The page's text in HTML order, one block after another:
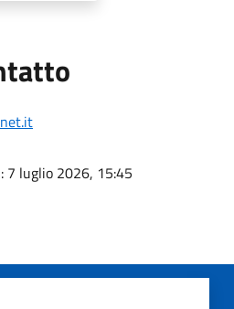
: 7 luglio 2026, 15:45